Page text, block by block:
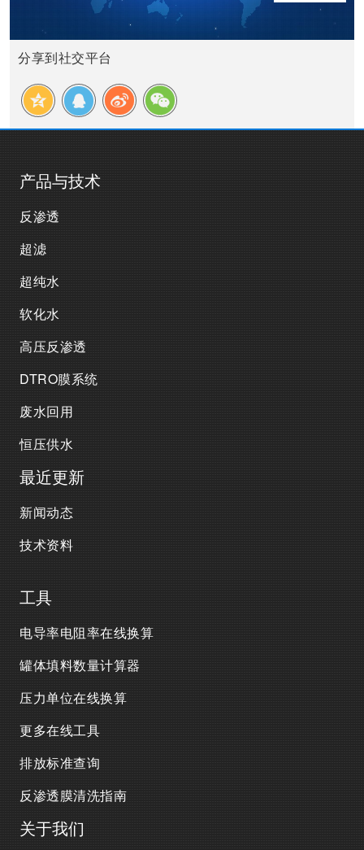
分享到社交平台
产品与技术
反渗透
超滤
超纯水
软化水
高压反渗透
DTRO膜系统
废水回用
恒压供水
最近更新
新闻动态
技术资料
工具
电导率电阻率在线换算
罐体填料数量计算器
压力单位在线换算
更多在线工具
排放标准查询
反渗透膜清洗指南
关于我们